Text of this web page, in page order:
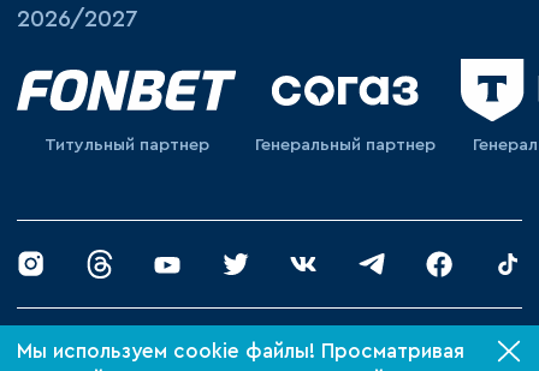
Мы используем cookie файлы! Просматривая
2026/2027
Титульный партнер Генеральный партнер
© 2026 «ХК Барыс»